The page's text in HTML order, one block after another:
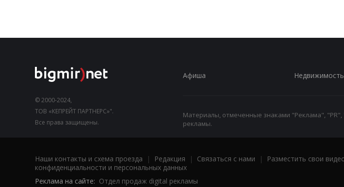
© 2000-2024,
ТОВ «КЕПРЕЙТ ПАРТНЕРС»".
Все права защищены.
Афиша Недвижимость
Материалы, отмеченные знаками "Реклама",
рекламы.
Наши контакты и схема проезда | Редакция | Связаться с нами | Разместить свои
конфиденциальности и персональных данных
Реклама на сайте: Отдел продаж digital рекламы